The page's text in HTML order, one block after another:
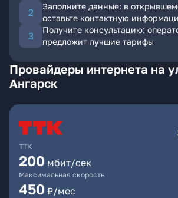
Заполните данные: в
оставьте контактную
Получите консультацию:
предложит лучшие тарифы
Провайдеры интернета на
Ангарск
ТТК
200 мбит/сек
Максимальная скорость
450 ₽/мес